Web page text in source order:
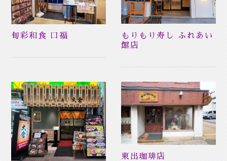
旬彩和食 口福
もりもり寿し ふれあい
館店
東出珈琲店